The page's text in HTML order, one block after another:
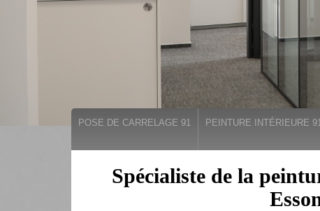
POSE DE CARRELAGE 91 PEINTURE INTÉRIEURE
Spécialiste de la